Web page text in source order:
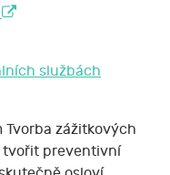
službách
Tvorba zážitkových
tvořit preventivní